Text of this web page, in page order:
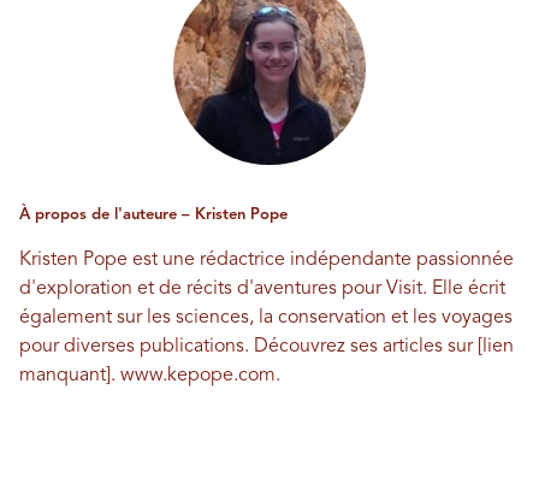
À propos de l'auteure – Kristen Pope
Kristen Pope est une rédactrice indépendante passionnée
d'exploration et de récits d'aventures pour Visit. Elle écrit
également sur les sciences, la conservation et les voyages
pour diverses publications. Découvrez ses articles sur [lien
manquant]. www.kepope.com.